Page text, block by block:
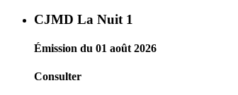
CJMD La Nuit 1
Émission du 01 août 2026
Consulter